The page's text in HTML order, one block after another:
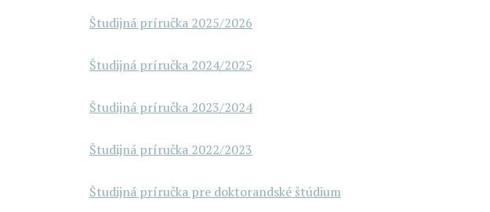
Študijná príručka 2025/2026
Študijná príručka 2024/2025
Študijná príručka 2023/2024
Študijná príručka 2022/2023
Študijná príručka pre doktorandské štúdium